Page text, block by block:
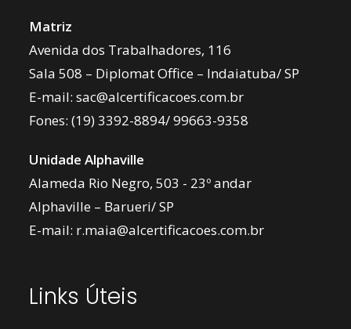
Matriz
Avenida dos Trabalhadores, 116
Sala 508 – Diplomat Office – Indaiatuba/ SP
E-mail:sac@alcertificacoes.com.br
Fones:(19) 3392-8894/99663-9358
Unidade Alphaville
Alameda Rio Negro, 503 - 23º andar
Alphaville – Barueri/ SP
E-mail: r.maia@alcertificacoes.com.br
Links Úteis